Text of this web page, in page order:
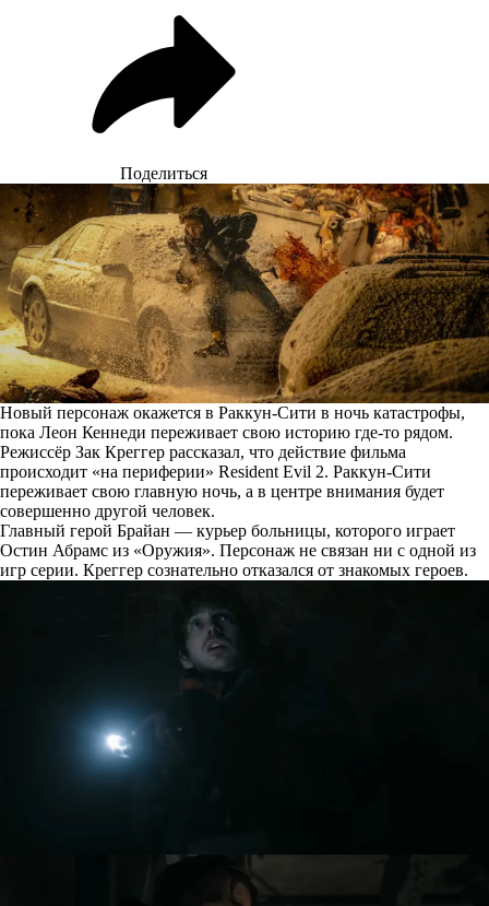
Поделиться
Новый персонаж окажется в Раккун-Сити в ночь катастрофы,
пока Леон Кеннеди переживает свою историю где-то рядом.
Режиссёр Зак Креггер рассказал, что действие фильма
происходит «на периферии» Resident Evil 2. Раккун-Сити
переживает свою главную ночь, а в центре внимания будет
совершенно другой человек.
Главный герой Брайан — курьер больницы, которого играет
Остин Абрамс из «Оружия». Персонаж не связан ни с одной из
игр серии. Креггер сознательно отказался от знакомых героев.